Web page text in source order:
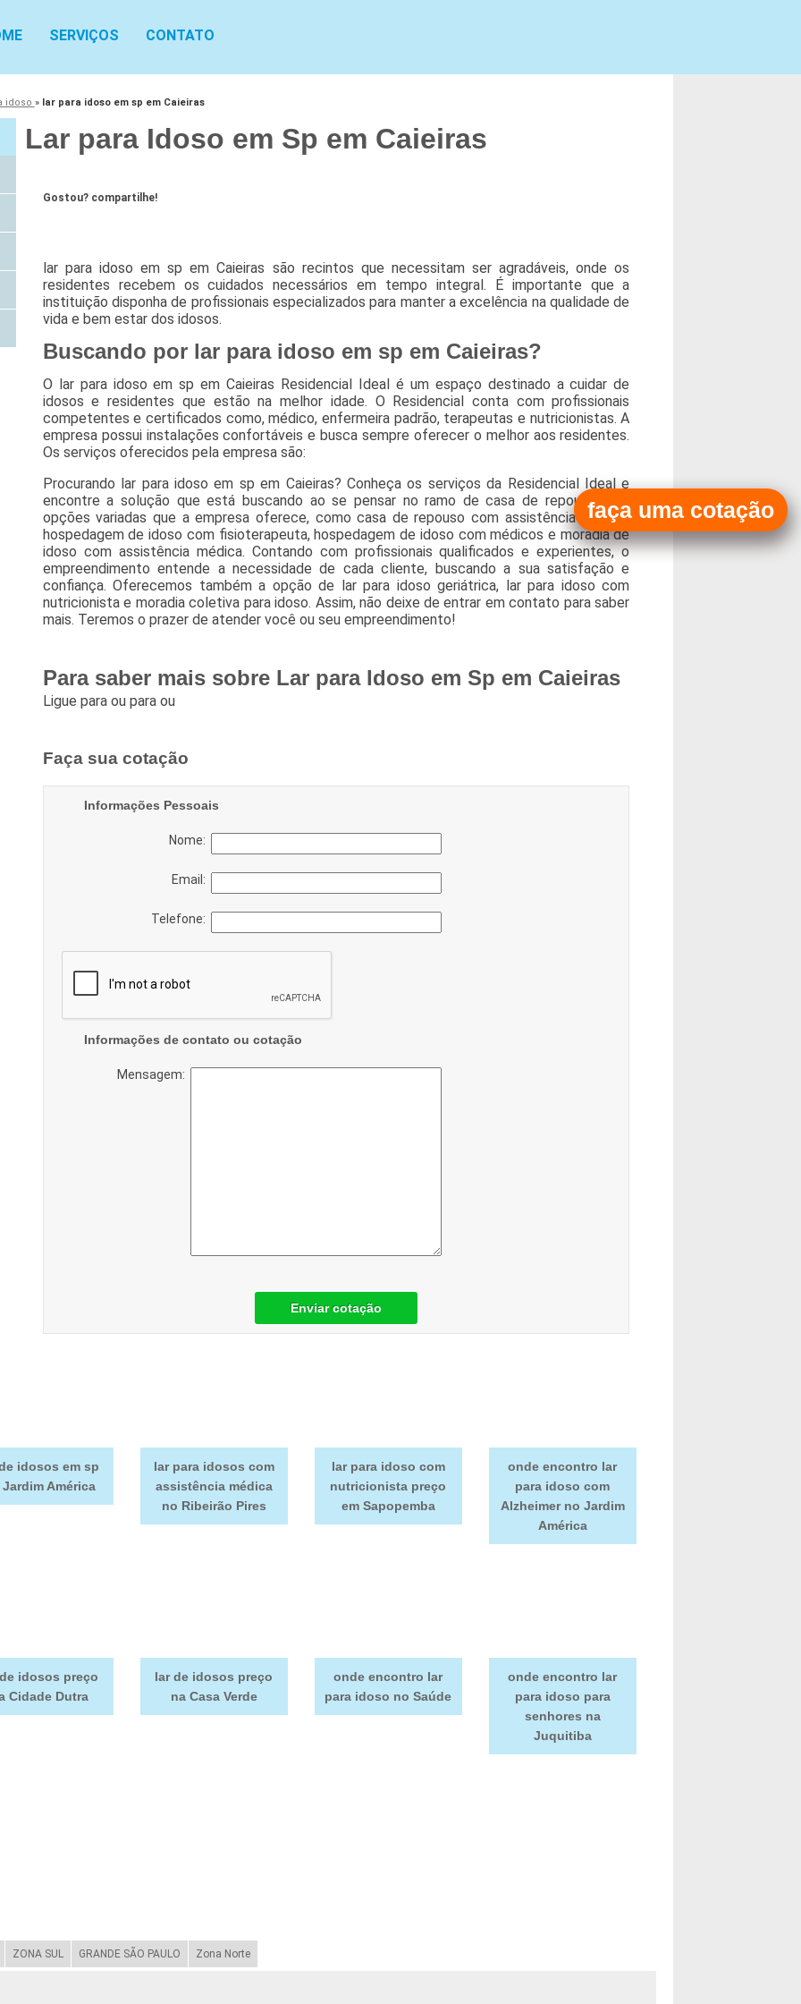
SERVIÇOS CONTATO
idoso » lar para idoso em sp em Caieiras
Lar para Idoso em Sp em Caieiras
Gostou? compartilhe!
lar para idoso em sp em Caieiras são recintos que necessitam ser agradáveis, onde os
residentes recebem os cuidados necessários em tempo integral. É importante que a
instituição disponha de profissionais especializados para manter a excelência na qualidade de
vida e bem estar dos idosos.
Buscando por lar para idoso em sp em Caieiras?
O lar para idoso em sp em Caieiras Residencial Ideal é um espaço destinado a cuidar de
idosos e residentes que estão na melhor idade. O Residencial conta com profissionais
competentes e certificados como, médico, enfermeira padrão, terapeutas e nutricionistas. A
empresa possui instalações confortáveis e busca sempre oferecer o melhor aos residentes.
Os serviços oferecidos pela empresa são:
Procurando lar para idoso em sp em Caieiras? Conheça os serviços da Residencial Ideal e
encontre a solução que está buscando ao se pensar no ramo de casa de repouso. São
opções variadas que a empresa oferece, como casa de repouso com assistência médica,
hospedagem de idoso com fisioterapeuta, hospedagem de idoso com médicos e moradia de
idoso com assistência médica. Contando com profissionais qualificados e experientes, o
empreendimento entende a necessidade de cada cliente, buscando a sua satisfação e
confiança. Oferecemos também a opção de lar para idoso geriátrica, lar para idoso com
nutricionista e moradia coletiva para idoso. Assim, não deixe de entrar em contato para saber
mais. Teremos o prazer de atender você ou seu empreendimento!
Para saber mais sobre Lar para Idoso em Sp em Caieiras
Ligue para ou para ou
faça uma cotação
Faça sua cotação
Informações Pessoais
Nome:
Email:
Telefone:
Informações de contato ou cotação
Mensagem:
Enviar cotação
idosos em sp
Jardim América
lar para idosos com
assistência médica
no Ribeirão Pires
lar para idoso com
nutricionista preço
em Sapopemba
onde encontro lar
para idoso com
Alzheimer no Jardim
América
idosos preço
Cidade Dutra
lar de idosos preço
na Casa Verde
onde encontro lar
para idoso no Saúde
onde encontro lar
para idoso para
senhores na
Juquitiba
ZONA SUL GRANDE SÃO PAULO Zona Norte